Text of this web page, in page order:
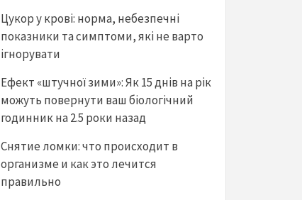
Цукор у крові: норма, небезпечні
показники та симптоми, які не варто
ігнорувати
Ефект «штучної зими»: Як 15 днів на рік
можуть повернути ваш біологічний
годинник на 2.5 роки назад
Снятие ломки: что происходит в
организме и как это лечится
правильно